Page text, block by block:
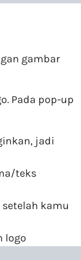
gambar
Pada pop-up
jadi
teks
kamu
logo